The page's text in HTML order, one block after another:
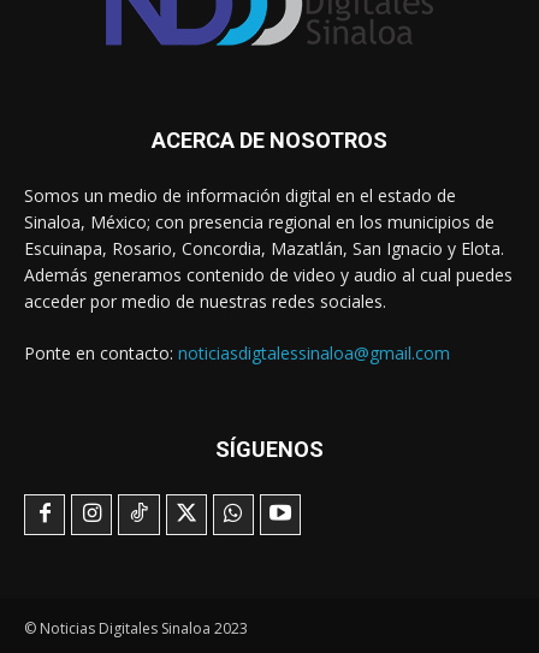
ACERCA DE NOSOTROS
Somos un medio de información digital en el estado de
Sinaloa, México; con presencia regional en los municipios de
Escuinapa, Rosario, Concordia, Mazatlán, San Ignacio y Elota.
Además generamos contenido de video y audio al cual puedes
acceder por medio de nuestras redes sociales.
Ponte en contacto: noticiasdigtalessinaloa@gmail.com
SÍGUENOS
© Noticias Digitales Sinaloa 2023